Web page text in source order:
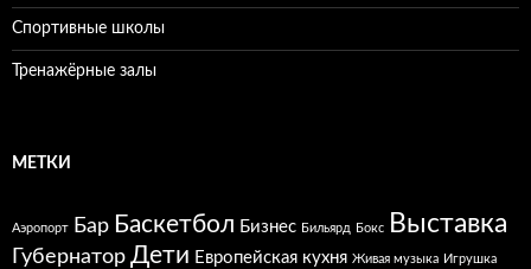
Спортивные школы
Тренажёрные залы
МЕТКИ
Аэропорт Бар Баскетбол Бизнес Бильярд Бокс Выставка
Губернатор Дети Европейская кухня Живая музыка Игрушка